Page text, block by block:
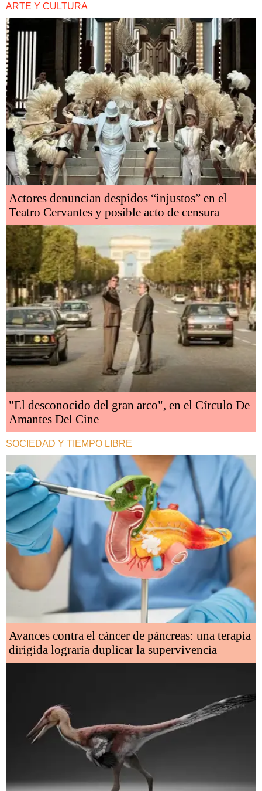
ARTE Y CULTURA
Actores denuncian despidos “injustos” en el
Teatro Cervantes y posible acto de censura
"El desconocido del gran arco", en el Círculo De
Amantes Del Cine
SOCIEDAD Y TIEMPO LIBRE
Avances contra el cáncer de páncreas: una terapia
dirigida lograría duplicar la supervivencia